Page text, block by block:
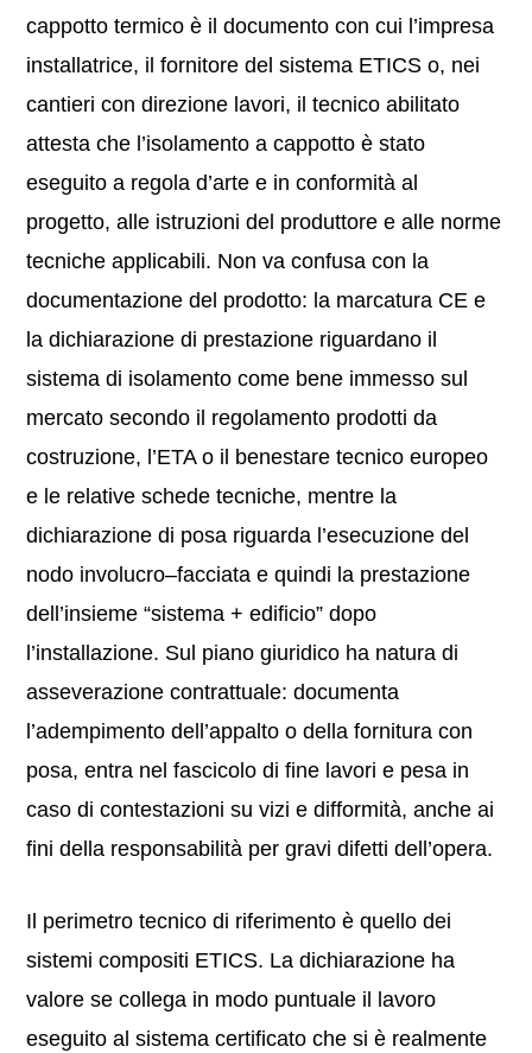
cappotto termico è il documento con cui l’impresa
installatrice, il fornitore del sistema ETICS o, nei
cantieri con direzione lavori, il tecnico abilitato
attesta che l’isolamento a cappotto è stato
eseguito a regola d’arte e in conformità al
progetto, alle istruzioni del produttore e alle norme
tecniche applicabili. Non va confusa con la
documentazione del prodotto: la marcatura CE e
la dichiarazione di prestazione riguardano il
sistema di isolamento come bene immesso sul
mercato secondo il regolamento prodotti da
costruzione, l’ETA o il benestare tecnico europeo
e le relative schede tecniche, mentre la
dichiarazione di posa riguarda l’esecuzione del
nodo involucro–facciata e quindi la prestazione
dell’insieme “sistema + edificio” dopo
l’installazione. Sul piano giuridico ha natura di
asseverazione contrattuale: documenta
l’adempimento dell’appalto o della fornitura con
posa, entra nel fascicolo di fine lavori e pesa in
caso di contestazioni su vizi e difformità, anche ai
fini della responsabilità per gravi difetti dell’opera.
Il perimetro tecnico di riferimento è quello dei
sistemi compositi ETICS. La dichiarazione ha
valore se collega in modo puntuale il lavoro
eseguito al sistema certificato che si è realmente